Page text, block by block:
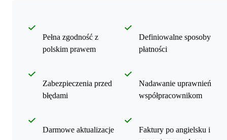
Pełna zgodność z
polskim prawem
Zabezpieczenia przed
błędami
Darmowe aktualizacje
Definiowalne sposoby
płatności
Nadawanie uprawnień
współpracownikom
Faktury po angielsku i